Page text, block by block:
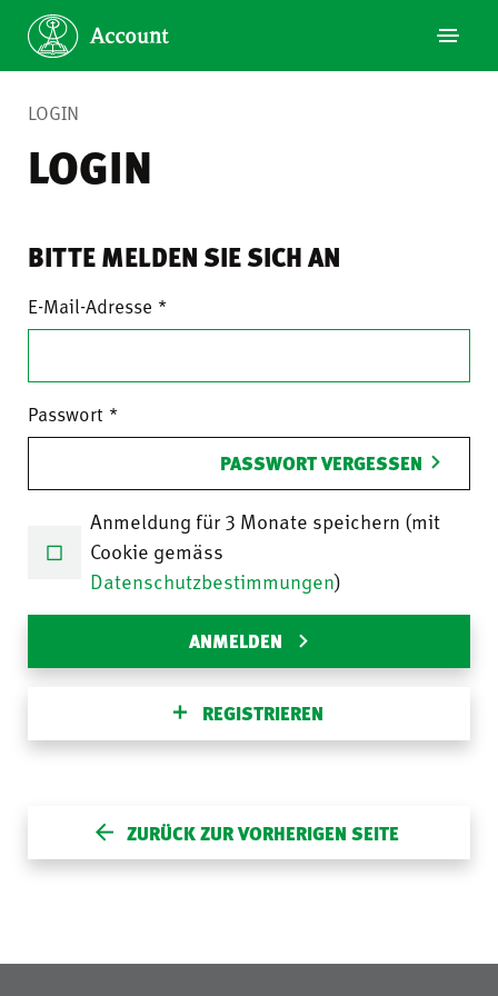
LOGIN
LOGIN
BITTE MELDEN SIE SICH AN
E-Mail-Adresse
Passwort
PASSWORT VERGESSEN
Anmeldung für 3 Monate speichern (mit
Cookie gemäss
Datenschutzbestimmungen)
ANMELDEN
REGISTRIEREN
ZURÜCK ZUR VORHERIGEN SEITE